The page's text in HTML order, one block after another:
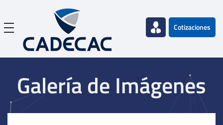
Cotizaciones
Galería de Imágenes